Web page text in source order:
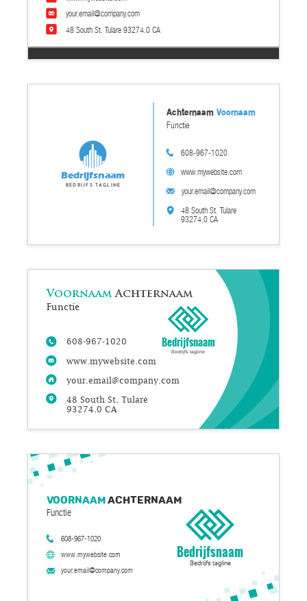
48 South St. Tulare 93274.0 CA
your.email@company.com
your.email@company.com
48 South St. Tulare
93274.0 CA
608-967-1020
www.mywebsite.com
Functie
AchternaamVoornaam
Bedrijfsnaam
Bedrijfs tagline
608-967-1020
www.mywebsite.com
your.email@company.com
48 South St. Tulare
93274.0 CA
Functie
VoornaamAchternaam
Bedrijfsnaam
Bedrijfs tagline
www.mywebsite.com
your.email@company.com
Functie
608-967-1020
VoornaamAchternaam
Bedrijfsnaam
Bedrijfs tagline